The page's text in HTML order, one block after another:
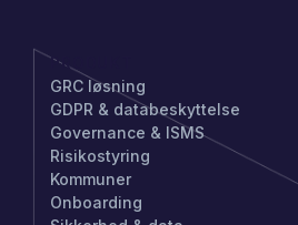
PRODUKT
GRC løsning
GDPR & databeskyttelse
Governance & ISMS
Risikostyring
Kommuner
Onboarding